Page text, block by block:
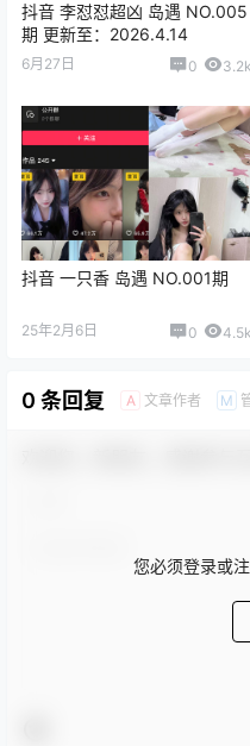
抖音 李怼怼超凶 岛遇 NO.005
期 更新至：2026.4.14
6月27日 0 3.2k
抖音 一只香 岛遇 NO.001期
25年2月6日 0 4.5k
0 条回复 A 文章作者 M
您必须登录或